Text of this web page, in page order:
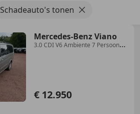
Schadeauto's tonen
Mercedes-Benz Viano
3.0 CDI V6 Ambiente 7 Persoons
€ 12.950